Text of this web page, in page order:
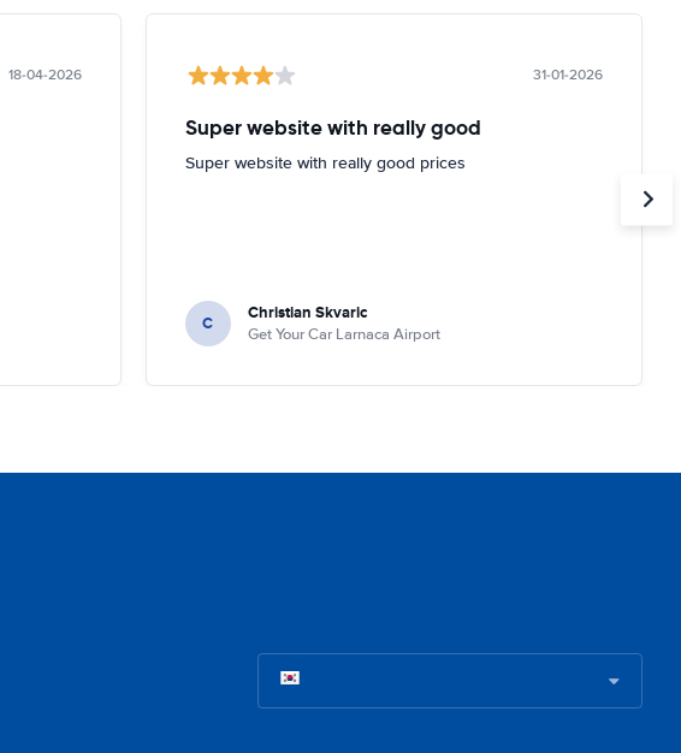
18-04-2026 31-01-2026
Super website with really good
Super website with really good prices
C Christian Skvaric
Get Your Car Larnaca Airport